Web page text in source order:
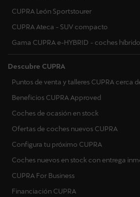
CUPRA León Sportstourer
CUPRA Ateca - SUV compacto
Gama CUPRA e-HYBRID - coches
Descubre CUPRA
Puntos de venta y talleres CUPRA cerca
Beneficios CUPRA Approved
Coches de ocasión en stock
Ofertas de coches nuevos CUPRA
Configura tu próximo CUPRA
Coches nuevos en stock con entrega
CUPRA For Business
Financiación CUPRA